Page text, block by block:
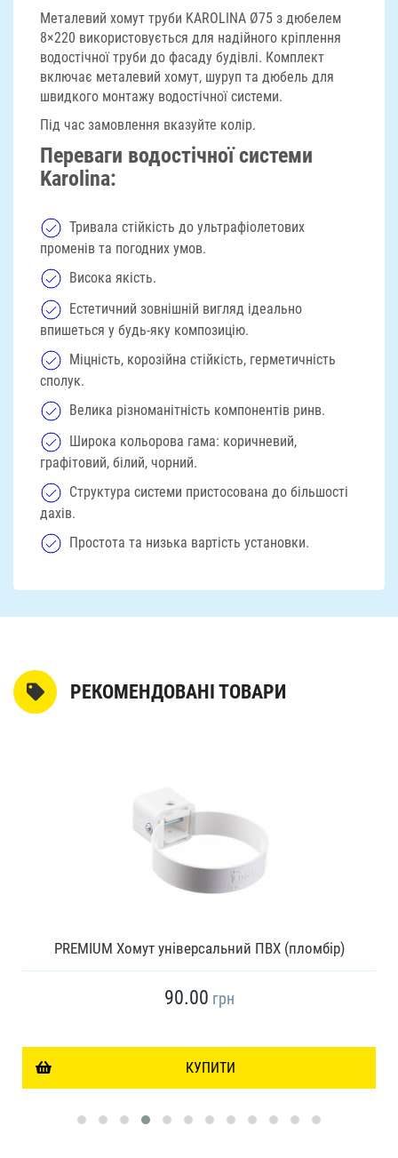
Металевий хомут труби KAROLINA Ø75 з дюбелем
8×220 використовується для надійного кріплення
водостічної труби до фасаду будівлі. Комплект
включає металевий хомут, шуруп та дюбель для
швидкого монтажу водостічної системи.
Під час замовлення вказуйте колір.
Переваги водостічної системи
Karolina:
Тривала стійкість до ультрафіолетових
променів та погодних умов.
Висока якість.
Естетичний зовнішній вигляд ідеально
впишеться у будь-яку композицію.
Міцність, корозійна стійкість, герметичність
сполук.
Велика різноманітність компонентів ринв.
Широка кольорова гама: коричневий,
графітовий, білий, чорний.
Структура системи пристосована до більшості
дахів.
Простота та низька вартість установки.
РЕКОМЕНДОВАНІ ТОВАРИ
PREMIUM Хомут універсальний ПВХ (пломбір)
90.00 грн
КУПИТИ